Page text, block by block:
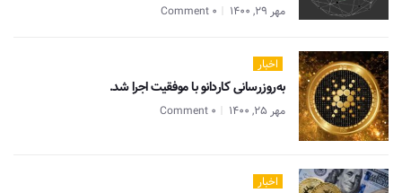
مهر 29, 1400 0 Comment
اخبار
به‌روزرسانی کاردانو با موفقیت اجرا شد.
مهر 25, 1400 0 Comment
اخبار